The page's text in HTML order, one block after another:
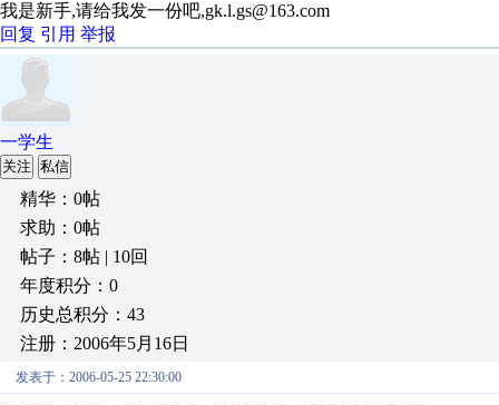
我是新手,请给我发一份吧,gk.l.gs@163.com
回复 引用 举报
一学生
关注 私信
精华：0帖
求助：0帖
帖子：8帖 | 10回
年度积分：0
历史总积分：43
注册：2006年5月16日
发表于：2006-05-25 22:30:00